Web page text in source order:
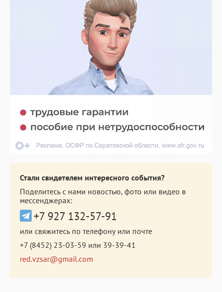
Стали свидетелем интересного события?
Поделитесь с нами новостью, фото или видео в
мессенджерах:
+7 927 132-57-91
или свяжитесь по телефону или почте
+7 (8452) 23-03-59 или 39-39-41
red.vzsar@gmail.com